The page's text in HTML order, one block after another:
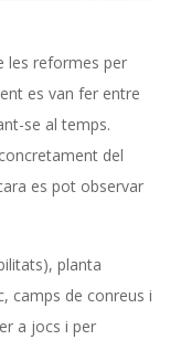
les reformes per
es van fer entre
se al temps.
del
es pot observar
planta
camps de conreus i
a jocs i per